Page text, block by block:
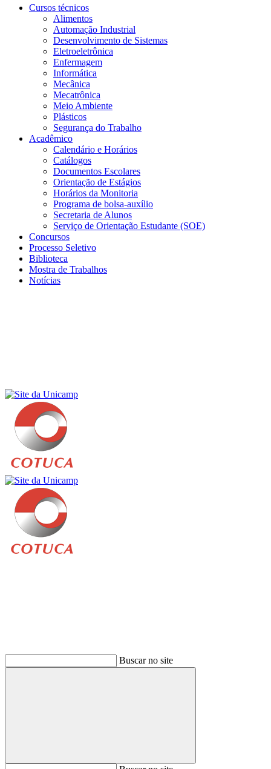
Cursos técnicos
Alimentos
Automação Industrial
Desenvolvimento de Sistemas
Eletroeletrônica
Enfermagem
Informática
Mecânica
Mecatrônica
Meio Ambiente
Plásticos
Segurança do Trabalho
Acadêmico
Calendário e Horários
Catálogos
Documentos Escolares
Orientação de Estágios
Horários da Monitoria
Programa de bolsa-auxílio
Secretaria de Alunos
Serviço de Orientação Estudante (SOE)
Concursos
Processo Seletivo
Biblioteca
Mostra de Trabalhos
Notícias
Buscar no site
Buscar